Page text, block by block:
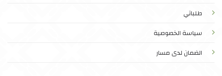
طلباتي
سياسة الخصوصية
الضمان لدى مسار